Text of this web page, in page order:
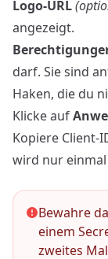
Logo-URL
angezeigt.
darf. Sie sind
Haken, die du
Klicke auf
Kopiere Client-
wird nur
Bewahre
einem
zweites